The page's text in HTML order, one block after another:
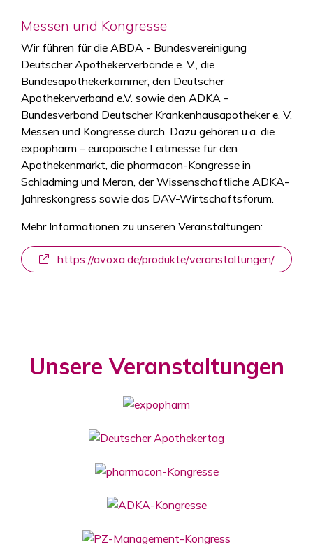
Messen und Kongresse
Wir führen für die ABDA - Bundesvereinigung
Deutscher Apothekerverbände e. V., die
Bundesapothekerkammer, den Deutscher
Apothekerverband e.V. sowie den ADKA -
Bundesverband Deutscher Krankenhausapotheker e. V.
Messen und Kongresse durch. Dazu gehören u.a. die
expopharm – europäische Leitmesse für den
Apothekenmarkt, die pharmacon-Kongresse in
Schladming und Meran, der Wissenschaftliche ADKA-
Jahreskongress sowie das DAV-Wirtschaftsforum.
Mehr Informationen zu unseren Veranstaltungen:
https://avoxa.de/produkte/veranstaltungen/
Unsere Veranstaltungen